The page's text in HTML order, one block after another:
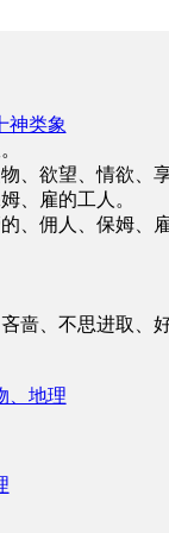
神类象
、欲望、情欲、
、雇的工人。
、佣人、保姆、雇
啬、不思进取、
、地理